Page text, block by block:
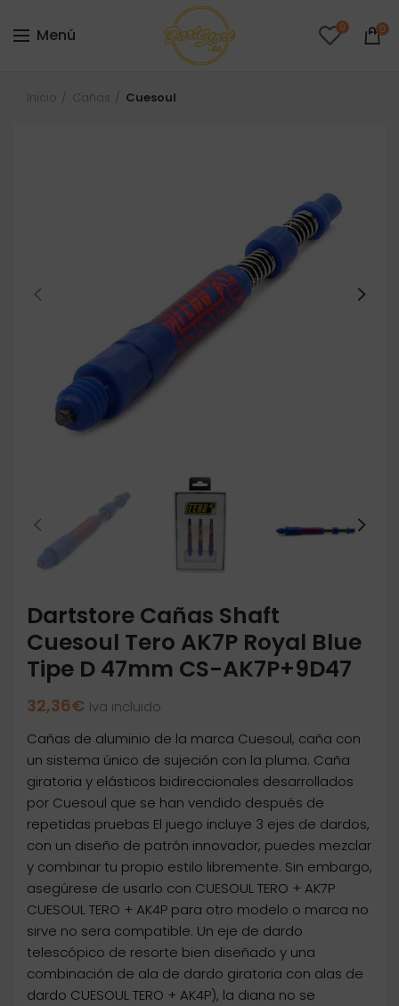
Menú 0 0
Inicio Cañas Cuesoul
Dartstore Cañas Shaft
Cuesoul Tero AK7P Royal Blue
Tipe D 47mm CS-AK7P+9D47
32,36€ Iva incluido
Cañas de aluminio de la marca Cuesoul, caña con
un sistema único de sujeción con la pluma. Caña
giratoria y elásticos bidireccionales desarrollados
por Cuesoul que se han vendido después de
repetidas pruebas El juego incluye 3 ejes de dardos,
con un diseño de patrón innovador, puedes mezclar
y combinar tu propio estilo libremente. Sin embargo,
asegúrese de usarlo con CUESOUL TERO + AK7P
CUESOUL TERO + AK4P para otro modelo o marca no
sirve no sera compatible. Un eje de dardo
telescópico de resorte bien diseñado y una
combinación de ala de dardo giratoria con alas de
dardo CUESOUL TERO + AK4P), la diana no se